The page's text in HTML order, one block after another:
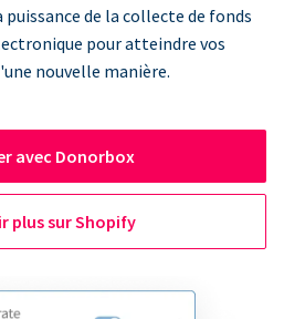
de la collecte de fonds
pour atteindre vos
nouvelle manière.
avec Donorbox
plus sur Shopify